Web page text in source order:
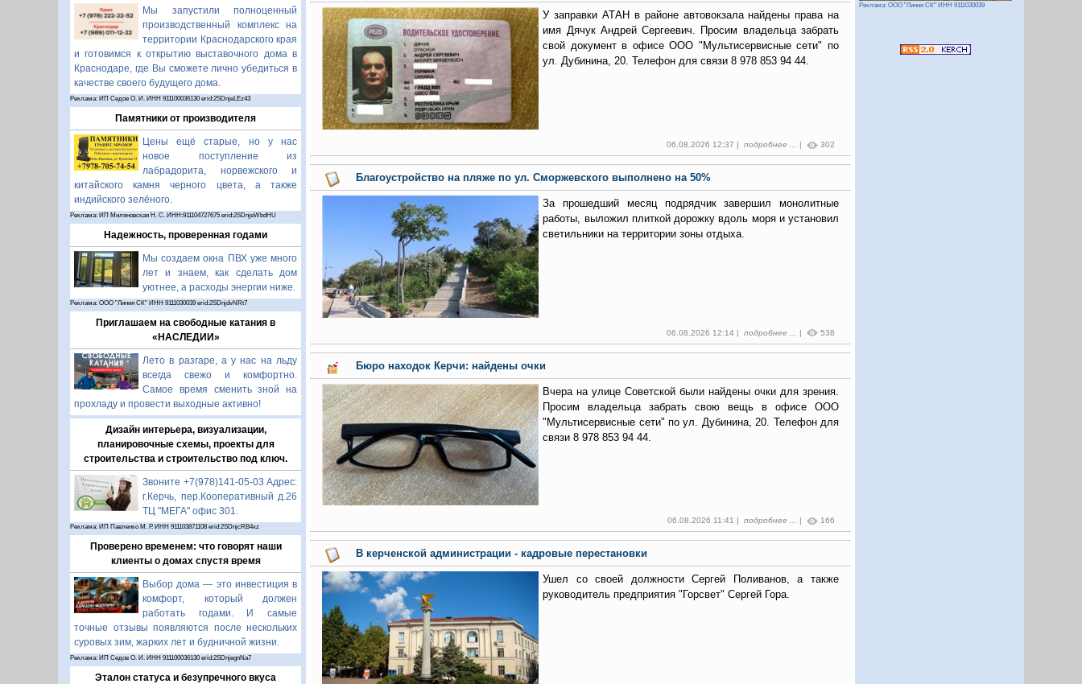
Мы запустили полноценный
производственный комплекс на
территории Краснодарского края
и готовимся к открытию выставочного дома в
Краснодаре, где Вы сможете лично убедиться в
качестве своего будущего дома.
Реклама: ИП Седов О. И. ИНН 911100036130 erid:2SDnjeLEz43
Памятники от производителя
Цены ещё старые, но у нас
новое поступление из
лабрадорита, норвежского и
китайского камня черного цвета, а также
индийского зелёного.
Реклама: ИП Миляновская Н. С. ИНН:911104727675 erid:2SDnjeWbdHU
Надежность, проверенная годами
Мы создаем окна ПВХ уже много
лет и знаем, как сделать дом
уютнее, а расходы энергии ниже.
Реклама: ООО "Линия СК" ИНН 9111030039 erid:2SDnjdvNRt7
Приглашаем на свободные катания в
«НАСЛЕДИИ»
Лето в разгаре, а у нас на льду
всегда свежо и комфортно.
Самое время сменить зной на
прохладу и провести выходные активно!
Дизайн интерьера, визуализации,
планировочные схемы, проекты для
строительства и строительство под ключ.
Звоните +7(978)141-05-03 Адрес:
г.Керчь, пер.Кооперативный д.26
ТЦ "МЕГА" офис 301.
Реклама: ИП Павленко М. Р. ИНН 911103871108 erid:2SDnjcRB4xz
Проверено временем: что говорят наши
клиенты о домах спустя время
Выбор дома — это инвестиция в
комфорт, который должен
работать годами. И самые
точные отзывы появляются после нескольких
суровых зим, жарких лет и будничной жизни.
Реклама: ИП Седов О. И. ИНН 911100036130 erid:2SDnjegnNa7
Эталон статуса и безупречного вкуса
У заправки АТАН в районе автовокзала найдены права на
имя Дячук Андрей Сергеевич. Просим владельца забрать
свой документ в офисе ООО "Мультисервисные сети" по
ул. Дубинина, 20. Телефон для связи 8 978 853 94 44.
06.08.2026 12:37 | подробнее ... | 302
Благоустройство на пляже по ул. Сморжевского выполнено на 50%
За прошедший месяц подрядчик завершил монолитные
работы, выложил плиткой дорожку вдоль моря и установил
светильники на территории зоны отдыха.
06.08.2026 12:14 | подробнее ... | 538
Бюро находок Керчи: найдены очки
Вчера на улице Советской были найдены очки для зрения.
Просим владельца забрать свою вещь в офисе ООО
"Мультисервисные сети" по ул. Дубинина, 20. Телефон для
связи 8 978 853 94 44.
06.08.2026 11:41 | подробнее ... | 166
В керченской администрации - кадровые перестановки
Ушел со своей должности Сергей Поливанов, а также
руководитель предприятия "Горсвет" Сергей Гора.
Реклама: ООО "Линия СК" ИНН 9111030039